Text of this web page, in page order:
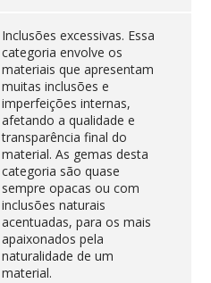
Inclusões excessivas. Essa
categoria envolve os
materiais que apresentam
muitas inclusões e
imperfeições internas,
afetando a qualidade e
transparência final do
material. As gemas desta
categoria são quase
sempre opacas ou com
inclusões naturais
acentuadas, para os mais
apaixonados pela
naturalidade de um
material.